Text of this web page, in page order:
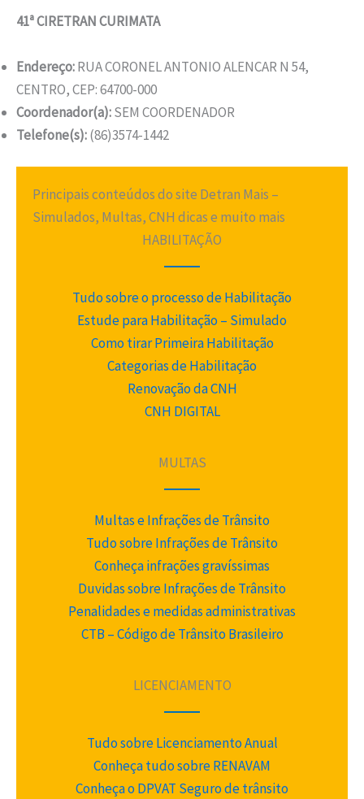
41ª CIRETRAN CURIMATA
Endereço:RUA CORONEL ANTONIO ALENCAR N 54,
CENTRO, CEP: 64700-000
Coordenador(a):SEM COORDENADOR
Telefone(s):(86)3574-1442
Principais conteúdos do site Detran Mais –
Simulados, Multas, CNH dicas e muito mais
HABILITAÇÃO
Tudo sobre o processo de Habilitação
Estude para Habilitação – Simulado
Como tirar Primeira Habilitação
Categorias de Habilitação
Renovação da CNH
CNH DIGITAL
MULTAS
Multas e Infrações de Trânsito
Tudo sobre Infrações de Trânsito
Conheça infrações gravíssimas
Duvidas sobre Infrações de Trânsito
Penalidades e medidas administrativas
CTB – Código de Trânsito Brasileiro
LICENCIAMENTO
Tudo sobre Licenciamento Anual
Conheça tudo sobre RENAVAM
Conheça o DPVAT Seguro de trânsito